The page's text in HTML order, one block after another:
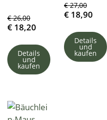
€ 26,00
€ 18,20
Details
und
kaufen
€ 27,00
€ 18,90
Details
und
kaufen